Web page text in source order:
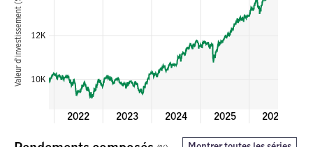
10K
12K
Valeur d'investissement ($)
2022 2023 2024 2025 2026